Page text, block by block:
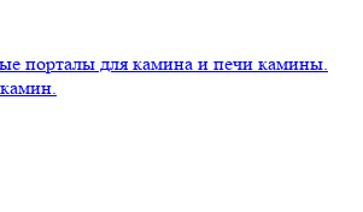
порталы для камина и печи камины.